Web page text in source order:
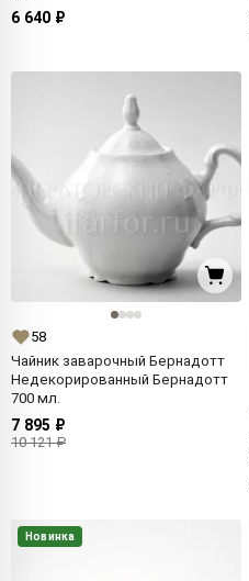
6 640 ₽
58
Чайник заварочный Бернадотт
Недекорированный Бернадотт
700 мл.
7 895 ₽
10 121 ₽
Новинка